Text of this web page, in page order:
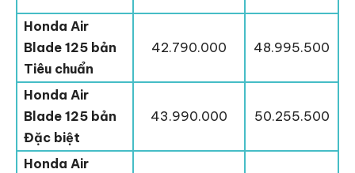
Honda Air
Blade 125 bản
Tiêu chuẩn
42.790.000 48.995.500
Honda Air
Blade 125 bản
Đặc biệt
43.990.000 50.255.500
Honda Air